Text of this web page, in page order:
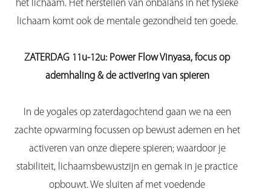
het lichaam. Het herstellen van onbalans in het fysieke
lichaam komt ook de mentale gezondheid ten goede.
ZATERDAG 11u-12u: Power Flow Vinyasa, focus op
ademhaling & de activering van spieren
In de yogales op zaterdagochtend gaan we na een
zachte opwarming focussen op bewust ademen en het
activeren van onze diepere spieren; waardoor je
stabiliteit, lichaamsbewustzijn en gemak in je practice
opbouwt. We sluiten af met voedende